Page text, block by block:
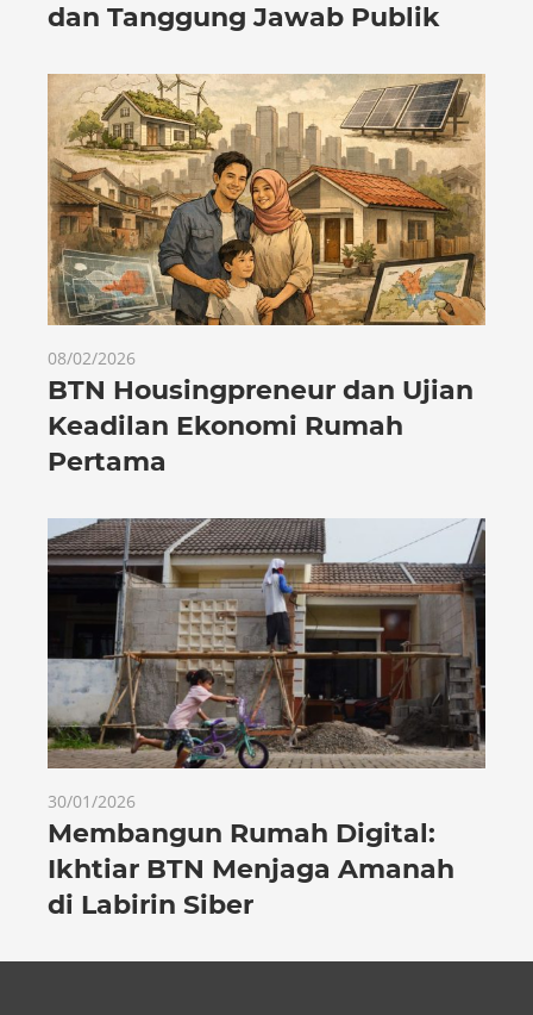
dan Tanggung Jawab Publik
08/02/2026
BTN Housingpreneur dan Ujian
Keadilan Ekonomi Rumah
Pertama
30/01/2026
Membangun Rumah Digital:
Ikhtiar BTN Menjaga Amanah
di Labirin Siber